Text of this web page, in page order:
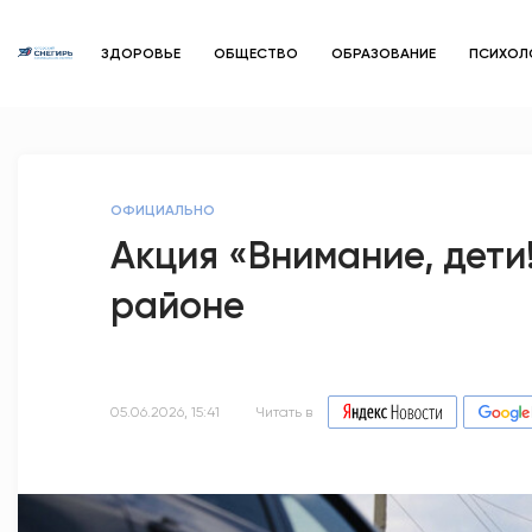
ЗДОРОВЬЕ ОБЩЕСТВО ОБРАЗОВАНИЕ
ОФИЦИАЛЬНО
Акция «Внимание,
районе
05.06.2026, 15:41 Читать в